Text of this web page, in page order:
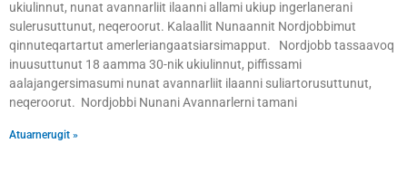
ukiulinnut, nunat avannarliit ilaanni allami ukiup ingerlanerani
sulerusuttunut, neqeroorut. Kalaallit Nunaannit Nordjobbimut
qinnuteqartartut amerleriangaatsiarsimapput. Nordjobb tassaavoq
inuusuttunut 18 aamma 30-nik ukiulinnut, piffissami
aalajangersimasumi nunat avannarliit ilaanni suliartorusuttunut,
neqeroorut. Nordjobbi Nunani Avannarlerni tamani
Atuarnerugit »